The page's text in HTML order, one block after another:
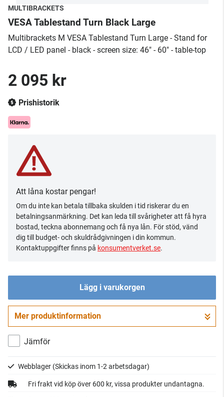
MULTIBRACKETS
VESA Tablestand Turn Black Large
Multibrackets M VESA Tablestand Turn Large - Stand for
LCD / LED panel - black - screen size: 46" - 60" - table-top
2 095 kr
Prishistorik
Att låna kostar pengar!
Om du inte kan betala tillbaka skulden i tid riskerar du en
betalningsanmärkning. Det kan leda till svårigheter att få hyra
bostad, teckna abonnemang och få nya lån. För stöd, vänd
dig till budget- och skuldrådgivningen i din kommun.
Kontaktuppgifter finns på konsumentverket.se.
Lägg i varukorgen
Gå till kassan
Mer produktinformation
Jämför
Webblager (Skickas inom 1-2 arbetsdagar)
Fri frakt vid köp över 600 kr, vissa produkter undantagna.